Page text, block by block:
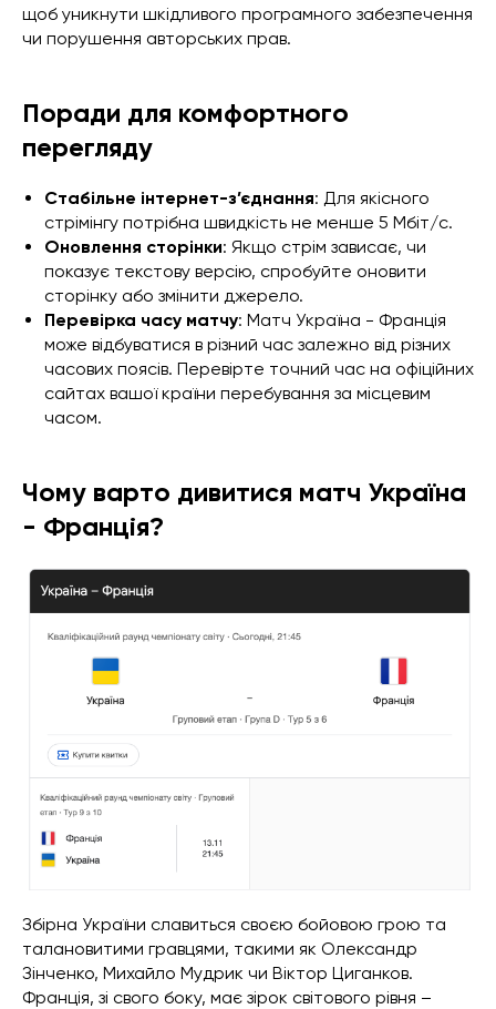
щоб уникнути шкідливого програмного забезпечення
чи порушення авторських прав.
Поради для комфортного
перегляду
Стабільне інтернет-з’єднання: Для якісного
стрімінгу потрібна швидкість не менше 5 Мбіт/с.
Оновлення сторінки: Якщо стрім зависає, чи
показує текстову версію, спробуйте оновити
сторінку або змінити джерело.
Перевірка часу матчу: Матч Україна - Франція
може відбуватися в різний час залежно від різних
часових поясів. Перевірте точний час на офіційних
сайтах вашої країни перебування за місцевим
часом.
Чому варто дивитися матч Україна
- Франція?
Збірна України славиться своєю бойовою грою та
талановитими гравцями, такими як Олександр
Зінченко, Михайло Мудрик чи Віктор Циганков.
Франція, зі свого боку, має зірок світового рівня –